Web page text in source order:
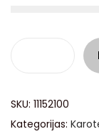
SKU: 11152100
Kategorijas: